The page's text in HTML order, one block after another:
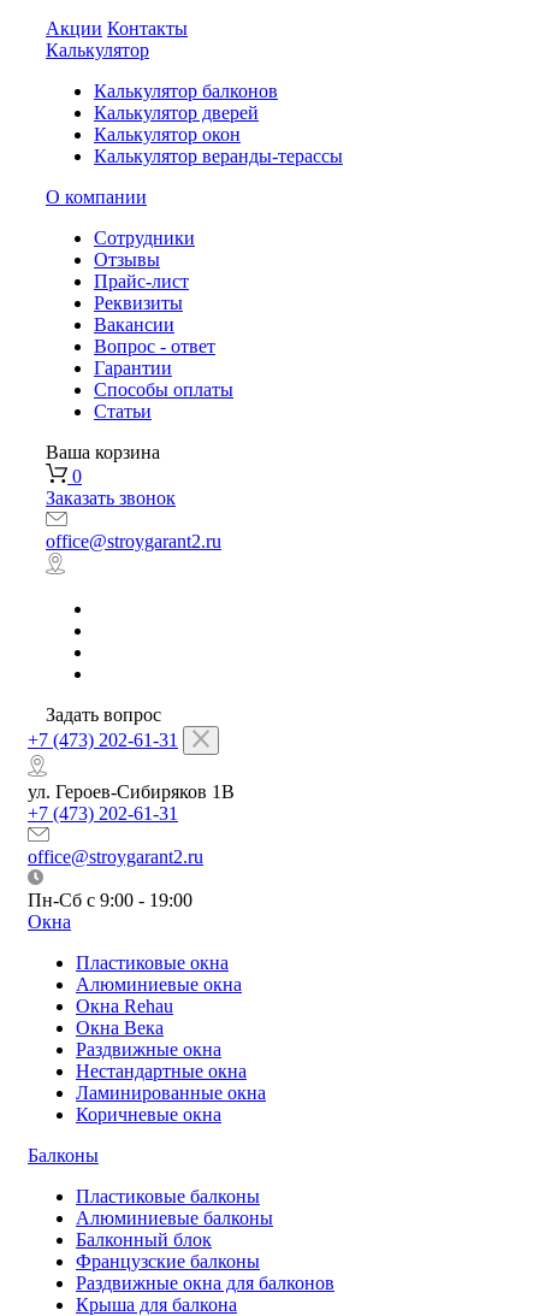
Акции Контакты
Калькулятор
Калькулятор балконов
Калькулятор дверей
Калькулятор окон
Калькулятор веранды-терассы
О компании
Сотрудники
Отзывы
Прайс-лист
Реквизиты
Вакансии
Вопрос - ответ
Гарантии
Способы оплаты
Статьи
Ваша корзина
0
Заказать звонок
office@stroygarant2.ru
Задать вопрос
+7 (473) 202-61-31
ул. Героев-Сибиряков 1В
+7 (473) 202-61-31
office@stroygarant2.ru
Пн-Сб с 9:00 - 19:00
Окна
Пластиковые окна
Алюминиевые окна
Окна Rehau
Окна Века
Раздвижные окна
Нестандартные окна
Ламинированные окна
Коричневые окна
Балконы
Пластиковые балконы
Алюминиевые балконы
Балконный блок
Французские балконы
Раздвижные окна для балконов
Крыша для балкона